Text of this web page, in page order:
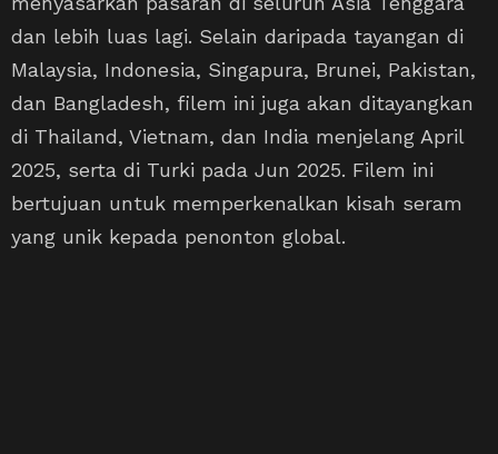
dan lebih luas lagi. Selain daripada tayangan di
Malaysia, Indonesia, Singapura, Brunei, Pakistan,
dan Bangladesh, filem ini juga akan ditayangkan
di Thailand, Vietnam, dan India menjelang April
2025, serta di Turki pada Jun 2025. Filem ini
bertujuan untuk memperkenalkan kisah seram
yang unik kepada penonton global.